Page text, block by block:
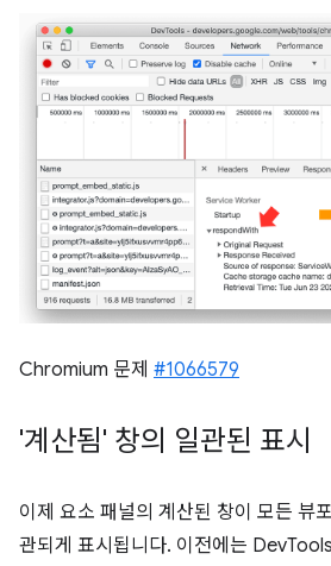
Chromium 문제 #1066579
'계산됨' 창의 일관된 표시
이제 요소 패널의 계산된 창이 모든 뷰
관되게 표시됩니다. 이전에는